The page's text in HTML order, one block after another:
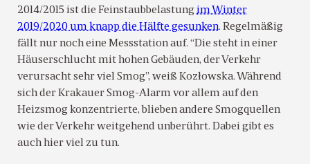
2014/2015 ist die Feinstaubbelastung im Winter
2019/2020 um knapp die Hälfte gesunken. Regelmäßig
fällt nur noch eine Messstation auf. “Die steht in einer
Häuserschlucht mit hohen Gebäuden, der Verkehr
verursacht sehr viel Smog”, weiß Kozłowska. Während
sich der Krakauer Smog-Alarm vor allem auf den
Heizsmog konzentrierte, blieben andere Smogquellen
wie der Verkehr weitgehend unberührt. Dabei gibt es
auch hier viel zu tun.